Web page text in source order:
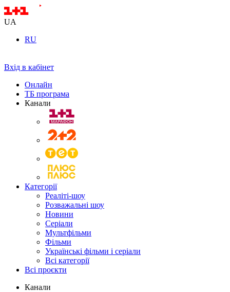
UA
RU
Вхід в кабінет
Онлайн
ТБ програма
Канали
Категорії
Реаліті-шоу
Розважальні шоу
Новини
Серіали
Мультфільми
Фільми
Українські фільми і серіали
Всі категорії
Всі проєкти
Канали